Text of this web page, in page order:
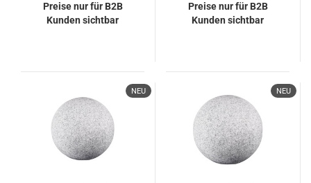
Stono
Preise nur für B2B
Kunden sichtbar
Stono
Preise nur für B2B
Kunden sichtbar
NEU NEU